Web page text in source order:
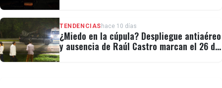
TENDENCIAS hace 10 días
¿Miedo en la cúpula? Despliegue antiaéreo
y ausencia de Raúl Castro marcan el 26 de